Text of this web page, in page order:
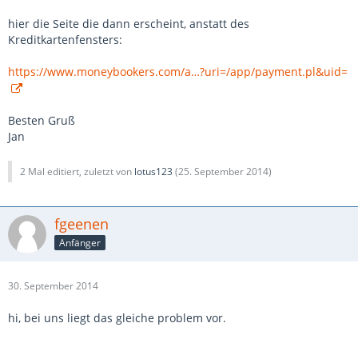
hier die Seite die dann erscheint, anstatt des
Kreditkartenfensters:
https://www.moneybookers.com/a…?uri=/app/payment.pl&uid=
Besten Gruß
Jan
2 Mal editiert, zuletzt von lotus123 (25. September 2014)
fgeenen
Anfänger
30. September 2014
hi, bei uns liegt das gleiche problem vor.